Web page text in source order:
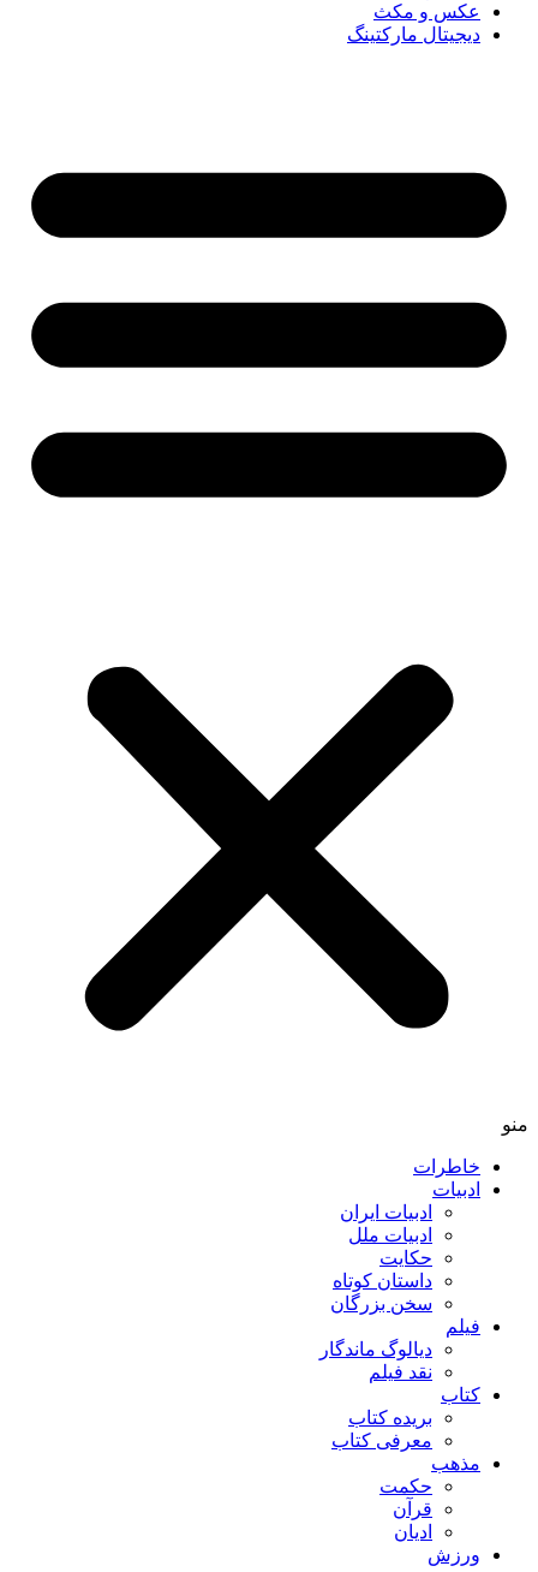
عکس و مکث
دیجیتال مارکتینگ
منو
خاطرات
ادبیات
ادبیات ایران
ادبیات ملل
حکایت
داستان کوتاه
سخن بزرگان
فیلم
دیالوگ ماندگار
نقد فیلم
کتاب
بریده کتاب
معرفی کتاب
مذهب
حکمت
قرآن
ادیان
ورزش